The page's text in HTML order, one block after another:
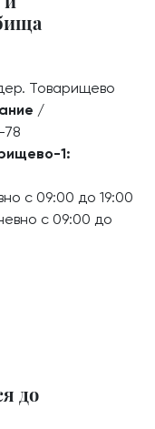
Товарищево
/
78
1:
с 09:00 до 19:00
с 09:00 до
до